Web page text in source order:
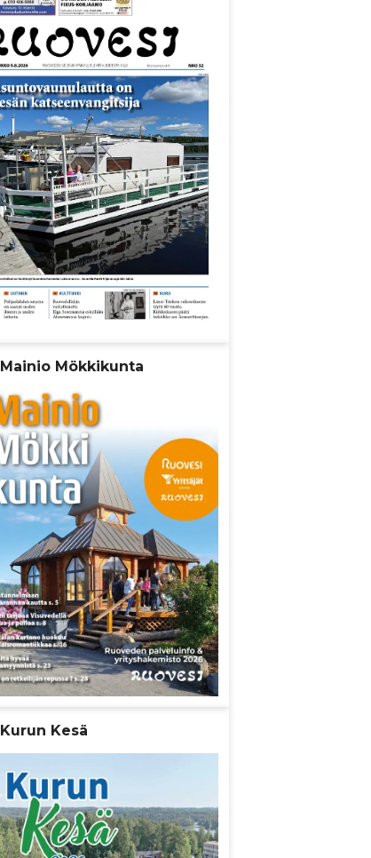
Mainio Mökkikunta
Kurun Kesä